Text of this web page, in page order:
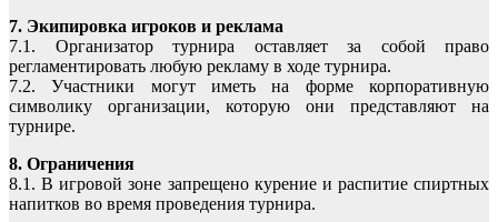
7. Экипировка игроков и реклама
7.1. Организатор турнира оставляет за собой право
регламентировать любую рекламу в ходе турнира.
7.2. Участники могут иметь на форме корпоративную
символику организации, которую они представляют на
турнире.
8. Ограничения
8.1. В игровой зоне запрещено курение и распитие спиртных
напитков во время проведения турнира.